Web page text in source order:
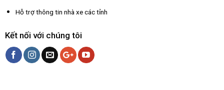
Hỗ trợ thông tin nhà xe các tỉnh
Kết nối với chúng tôi